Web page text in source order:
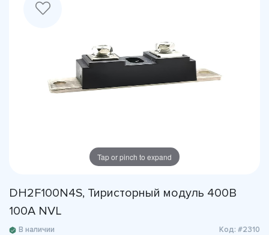
Tap or pinch to expand
DH2F100N4S, Тиристорный модуль 400В
100А NVL
В наличии Код: #2310